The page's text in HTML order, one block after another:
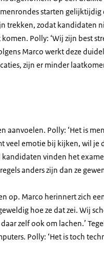
starten
trekken, zodat kandidaten
Polly: ‘Wij zijn best
Marco werkt deze
zijn er minder
aanvoelen. Polly: ‘Het is
veel emotie bij kijken, wil je
vinden het
anders zijn dan ze
op. Marco herinnert zich
hoe ze dat zei. Wij
zelf ook om lachen.’
Polly: ‘Het is toch